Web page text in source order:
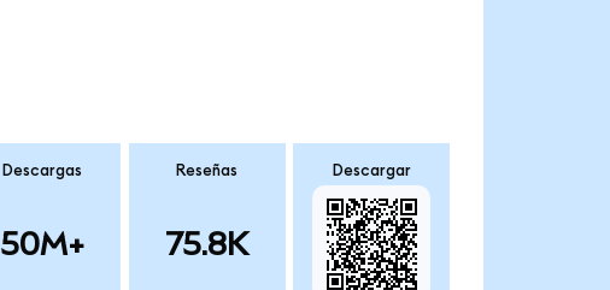
Descargas
50M+
Reseñas
75.8K
Descargar